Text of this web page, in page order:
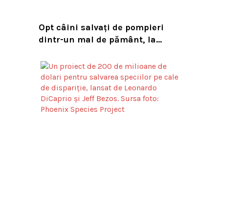
Opt câini salvați de pompieri
dintr-un mal de pământ, la
în timpul unor lucrări VIDEO